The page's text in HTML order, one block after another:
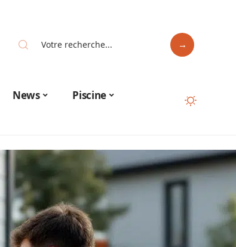
News
Piscine